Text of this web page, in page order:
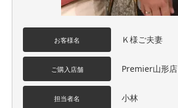
お客様名 Ｋ様ご夫妻
ご購入店舗 Premier山形店
担当者名 小林